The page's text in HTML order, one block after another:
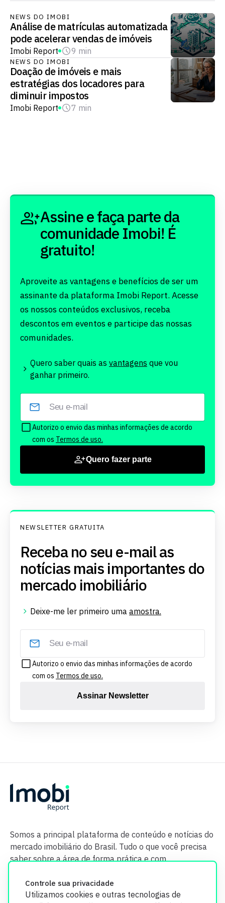
NEWS DO IMOBI
Análise de matrículas automatizada
pode acelerar vendas de imóveis
Imobi Report 9 min
NEWS DO IMOBI
Doação de imóveis e mais
estratégias dos locadores para
diminuir impostos
Imobi Report 7 min
Controle sua privacidade
Utilizamos cookies e outras tecnologias de
Assine e faça parte da
comunidade Imobi! É
gratuito!
Aproveite as vantagens e benefícios de ser um
assinante da plataforma Imobi Report. Acesse
os nossos conteúdos exclusivos, receba
descontos em eventos e participe das nossas
comunidades.
Quero saber quais as vantagens que vou
ganhar primeiro.
Autorizo o envio das minhas informações de acordo
com os Termos de uso.
Quero fazer parte
NEWSLETTER GRATUITA
Receba no seu e-mail as
notícias mais importantes do
mercado imobiliário
Deixe-me ler primeiro uma amostra.
Autorizo o envio das minhas informações de acordo
com os Termos de uso.
Assinar Newsletter
Somos a principal plataforma de conteúdo e notícias do
mercado imobiliário do Brasil. Tudo o que você precisa
saber sobre a área de forma prática e com